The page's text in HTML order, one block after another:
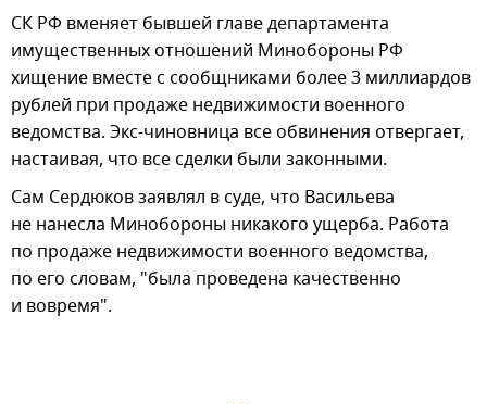
СК РФ вменяет бывшей главе департамента
имущественных отношений Минобороны РФ
хищение вместе с сообщниками более 3 миллиардов
рублей при продаже недвижимости военного
ведомства. Экс-чиновница все обвинения отвергает,
настаивая, что все сделки были законными.
Сам Сердюков заявлял в суде, что Васильева
не нанесла Минобороны никакого ущерба. Работа
по продаже недвижимости военного ведомства,
по его словам, "была проведена качественно
и вовремя".